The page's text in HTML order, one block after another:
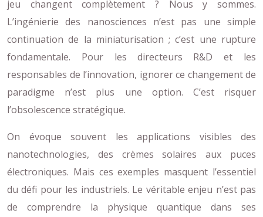
jeu changent complètement ? Nous y sommes.
L’ingénierie des nanosciences n’est pas une simple
continuation de la miniaturisation ; c’est une rupture
fondamentale. Pour les directeurs R&D et les
responsables de l’innovation, ignorer ce changement de
paradigme n’est plus une option. C’est risquer
l’obsolescence stratégique.
On évoque souvent les applications visibles des
nanotechnologies, des crèmes solaires aux puces
électroniques. Mais ces exemples masquent l’essentiel
du défi pour les industriels. Le véritable enjeu n’est pas
de comprendre la physique quantique dans ses